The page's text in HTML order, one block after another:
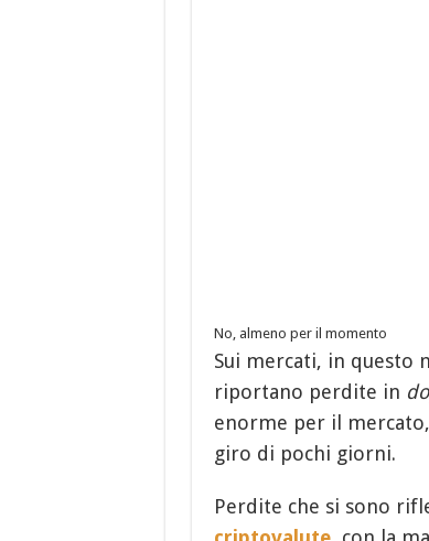
No, almeno per il momento
Sui mercati, in questo
riportano perdite in
enorme per il
giro di pochi giorni.
Perdite che si sono